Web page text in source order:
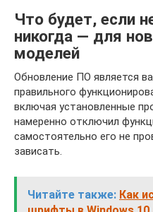
Что будет, если
никогда — для
моделей
Обновление ПО является
правильного
включая установленные
намеренно отключил
самостоятельно его не
зависать.
Читайте также: Как